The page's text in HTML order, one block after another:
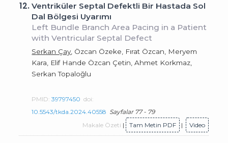
12.Ventriküler Septal Defektli Bir Hastada Sol
Dal Bölgesi Uyarımı
Left Bundle Branch Area Pacing in a Patient
with Ventricular Septal Defect
Serkan Çay , Özcan Özeke, Fırat Özcan, Meryem
Kara, Elif Hande Özcan Çetin, Ahmet Korkmaz,
Serkan Topaloğlu
PMID:39797450 doi:
10.5543/tkda.2024.40558 Sayfalar 77 - 79
Makale Özeti | Tam Metin PDF | Video